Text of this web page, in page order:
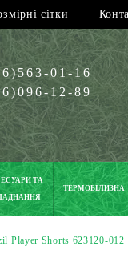
сітки
01-16
12-89
ТА
ТЕРМОБІЛИЗНА
Player Shorts 623120-012